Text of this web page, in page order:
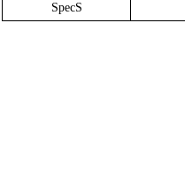
SpecS